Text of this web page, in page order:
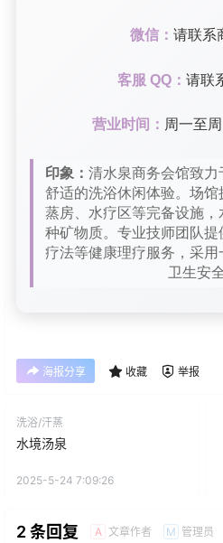
微信： 请联系
客服 QQ： 请联
营业时间： 周一至
印象： 清水泉商务会馆致
舒适的洗浴休闲体验。场
蒸房、水疗区等完备设施
种矿物质。专业技师团队
疗法等健康理疗服务，采
卫生安全
海报分享 收藏 举报
洗浴/汗蒸
水境汤泉
2025-5-24 7:09:26
2 条回复 A 文章作者 M 管理员